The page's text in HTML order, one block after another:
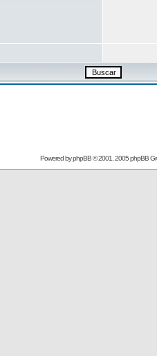
Powered byphpBB© 2001, 2005 phpBB